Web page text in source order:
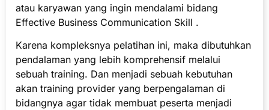
atau karyawan yang ingin mendalami bidang
Effective Business Communication Skill .
Karena kompleksnya pelatihan ini, maka dibutuhkan
pendalaman yang lebih komprehensif melalui
sebuah training. Dan menjadi sebuah kebutuhan
akan training provider yang berpengalaman di
bidangnya agar tidak membuat peserta menjadi